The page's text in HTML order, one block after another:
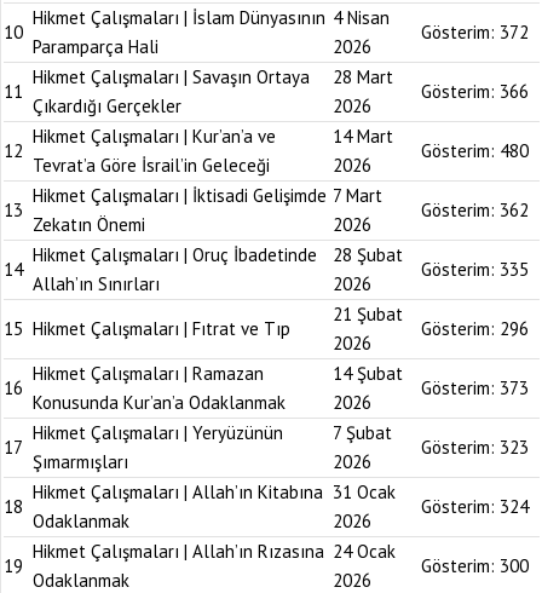
10
Hikmet Çalışmaları | İslam Dünyasının
Paramparça Hali
4 Nisan
2026
Gösterim: 372
11
Hikmet Çalışmaları | Savaşın Ortaya
Çıkardığı Gerçekler
28 Mart
2026
Gösterim: 366
12
Hikmet Çalışmaları | Kur’an’a ve
Tevrat’a Göre İsrail’in Geleceği
14 Mart
2026
Gösterim: 480
13
Hikmet Çalışmaları | İktisadi Gelişimde
Zekatın Önemi
7 Mart
2026
Gösterim: 362
14
Hikmet Çalışmaları | Oruç İbadetinde
Allah’ın Sınırları
28 Şubat
2026
Gösterim: 335
15 Hikmet Çalışmaları | Fıtrat ve Tıp
21 Şubat
2026
Gösterim: 296
16
Hikmet Çalışmaları | Ramazan
Konusunda Kur’an’a Odaklanmak
14 Şubat
2026
Gösterim: 373
17
Hikmet Çalışmaları | Yeryüzünün
Şımarmışları
7 Şubat
2026
Gösterim: 323
18
Hikmet Çalışmaları | Allah’ın Kitabına
Odaklanmak
31 Ocak
2026
Gösterim: 324
19
Hikmet Çalışmaları | Allah’ın Rızasına
Odaklanmak
24 Ocak
2026
Gösterim: 300